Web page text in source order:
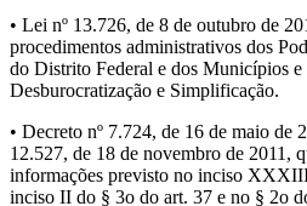
• Lei nº 13.726, de 8 de outubro de
procedimentos administrativos dos
do Distrito Federal e dos Municípios
Desburocratização e Simplificação.
• Decreto nº 7.724, de 16 de maio de
12.527, de 18 de novembro de 2011,
informações previsto no inciso
inciso II do § 3o do art. 37 e no § 2o